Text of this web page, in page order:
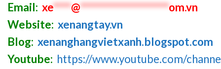
Email: xe****@********************om.vn
Website: xenangtay.vn
Blog: xenanghangvietxanh.blogspot.com
Youtube: https://www.youtube.com/